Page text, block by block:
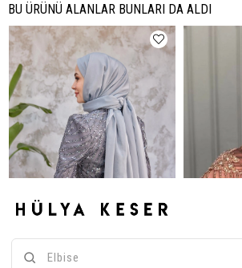
BU ÜRÜNÜ ALANLAR BUNLARI DA ALDI